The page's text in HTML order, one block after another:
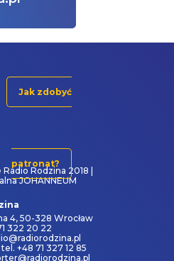
Jak zdobyć
patronat?
Rodzina 2018 |
JOHANNEUM
4, 50-328 Wrocław
322 20 22
+48 71 327 12 85